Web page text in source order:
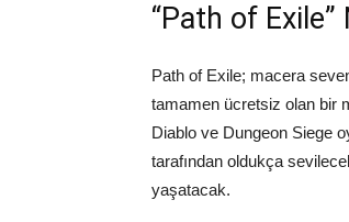
“Path of
Path of Exile; macera
tamamen ücretsiz olan bir
Diablo ve Dungeon Siege
tarafından oldukça
yaşatacak.